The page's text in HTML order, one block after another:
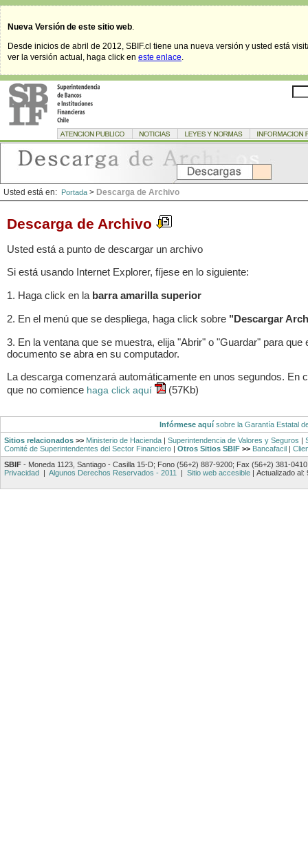
Nueva Versión de este sitio web.
Desde inicios de abril de 2012, SBIF.cl tiene una nueva versión y usted está
ver la versión actual, haga click en este enlace.
Usted está en: Portada > Descarga de Archivo
Descarga de Archivo
Usted está a punto de descargar un archivo
Si está usando Internet Explorer, fíjese en lo siguiente:
1. Haga click en la barra amarilla superior
2. En el menú que se despliega, haga click sobre "Descargar
3. En la ventana que se muestra, elija "Abrir" o "Guardar" para que
documento se abra en su computador.
La descarga comenzará automáticamente en unos segundos. En
que no comience haga click aquí (57Kb)
Infórmese aquísobre la Garantía Estatal
Sitios relacionados >> Ministerio de Hacienda | Superintendencia de Valores y Seguros |
Comité de Superintendentes del Sector Financiero | Otros Sitios SBIF >> Bancafacil |
SBIF - Moneda 1123, Santiago - Casilla 15-D; Fono (56+2) 887-9200; Fax (56+2) 381-0410
Privacidad | Algunos Derechos Reservados - 2011 | Sitio web accesible | Actualizado al: